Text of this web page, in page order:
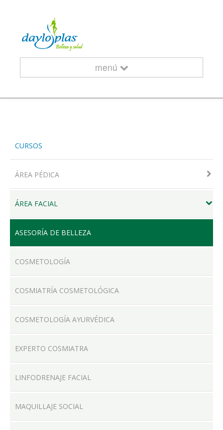
menú
¿QUIÉNES SOMOS?
LOCALES
PRODUCTOS
CONTACTO
CURSOS
ÁREA PÉDICA
ÁREA FACIAL
ASESORÍA DE BELLEZA
COSMETOLOGÍA
COSMIATRÍA COSMETOLÓGICA
COSMETOLOGÍA AYURVÉDICA
EXPERTO COSMIATRA
LINFODRENAJE FACIAL
MAQUILLAJE SOCIAL